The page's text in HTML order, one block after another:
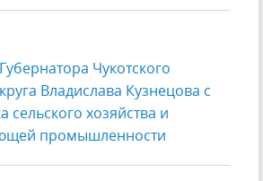
Чукотского
Владислава Кузнецова с
сельского хозяйства и
промышленности